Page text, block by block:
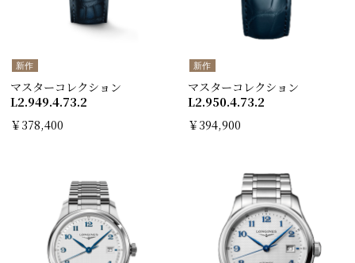
新作
マスターコレクション
L2.949.4.73.2
￥378,400
新作
マスターコレクション
L2.950.4.73.2
￥394,900